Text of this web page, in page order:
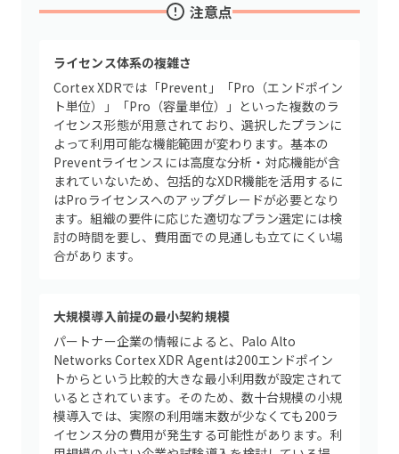
注意点
ライセンス体系の複雑さ
Cortex XDRでは「Prevent」「Pro（エンドポイン
ト単位）」「Pro（容量単位）」といった複数のラ
イセンス形態が用意されており、選択したプランに
よって利用可能な機能範囲が変わります。基本の
Preventライセンスには高度な分析・対応機能が含
まれていないため、包括的なXDR機能を活用するに
はProライセンスへのアップグレードが必要となり
ます。組織の要件に応じた適切なプラン選定には検
討の時間を要し、費用面での見通しも立てにくい場
合があります。
大規模導入前提の最小契約規模
パートナー企業の情報によると、Palo Alto
Networks Cortex XDR Agentは200エンドポイン
トからという比較的大きな最小利用数が設定されて
いるとされています。そのため、数十台規模の小規
模導入では、実際の利用端末数が少なくても200ラ
イセンス分の費用が発生する可能性があります。利